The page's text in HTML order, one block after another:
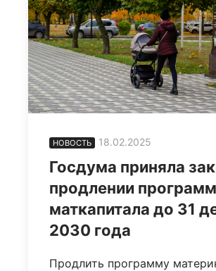
НОВОСТЬ 18.02.2025
Госдума приняла
продлении
маткапитала до 31
2030 года
Продлить программу